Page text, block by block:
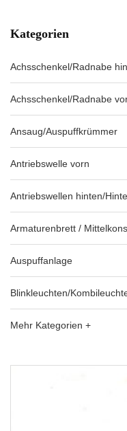
Kategorien
Achsschenkel/Radnabe
Achsschenkel/Radnabe
Ansaug/Auspuffkrümmer
Antriebswelle vorn
Antriebswellen hinten/
Armaturenbrett /
Auspuffanlage
Blinkleuchten/
Mehr Kategorien +